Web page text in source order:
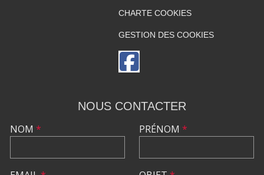
CHARTE COOKIES
GESTION DES COOKIES
NOUS CONTACTER
NOM * PRÉNOM *